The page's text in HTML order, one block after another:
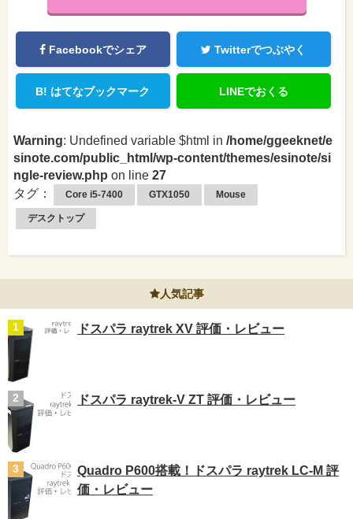
Facebookでシェア Twitterでつぶやく
B! はてなブックマーク LINEでおくる
Warning: Undefined variable $html in /home/ggeeknet/e
sinote.com/public_html/wp-content/themes/esinote/si
ngle-review.php on line 27
タグ：
Core i5-7400 GTX1050 Mouse
デスクトップ
人気記事
ドスパラ raytrek XV 評価・レビュー
ドスパラ raytrek-V ZT 評価・レビュー
Quadro P600搭載！ドスパラ raytrek LC-M 評
価・レビュー